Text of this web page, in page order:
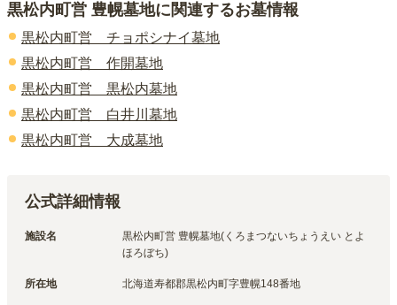
黒松内町営 豊幌墓地に関連するお墓情報
黒松内町営 チョポシナイ墓地
黒松内町営 作開墓地
黒松内町営 黒松内墓地
黒松内町営 白井川墓地
黒松内町営 大成墓地
公式詳細情報
施設名
黒松内町営 豊幌墓地(くろまつないちょうえい とよ
ほろぼち)
所在地 北海道寿都郡黒松内町字豊幌148番地